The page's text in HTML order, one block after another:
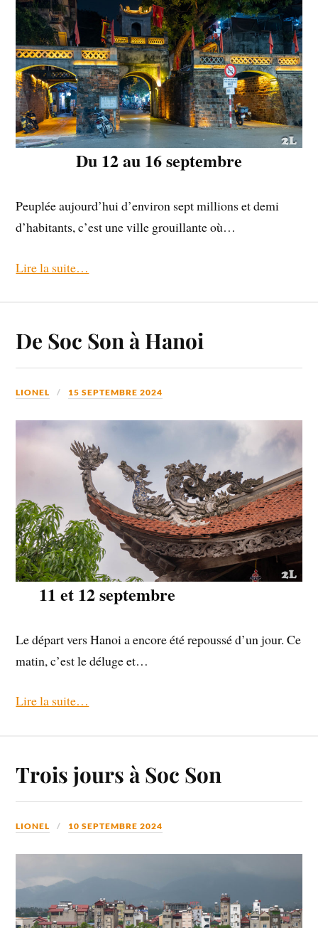
Du 12 au 16 septembre
Peuplée aujourd’hui d’environ sept millions et demi
d’habitants, c’est une ville grouillante où…
Lire la suite…
De Soc Son à Hanoi
LIONEL 15 SEPTEMBRE 2024
11 et 12 septembre
Le départ vers Hanoi a encore été repoussé d’un jour. Ce
matin, c’est le déluge et…
Lire la suite…
Trois jours à Soc Son
LIONEL 10 SEPTEMBRE 2024